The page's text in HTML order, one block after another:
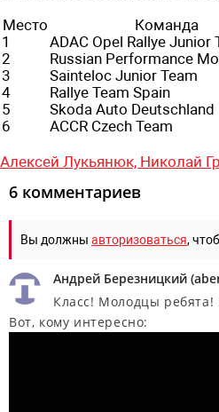
Место
Команда
1
ADAC Opel Rallye Junior
2
Russian Performance
3
Sainteloc Junior Team
4
Rallye Team Spain
5
Skoda Auto Deutschland
6
ACCR Czech Team
Алексей Лукьянюк, Николай
6 комментариев
Вы должны авторизоваться,
Андрей Березницкий (
Класс! Молодцы
Вот, кому интересно: